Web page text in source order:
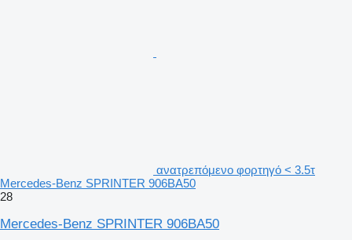
ανατρεπόμενο φορτηγό < 3.5τ
Mercedes-Benz SPRINTER 906BA50
28
Mercedes-Benz SPRINTER 906BA50